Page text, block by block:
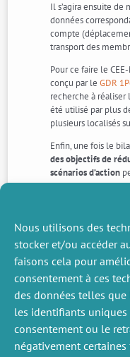
Nous utilisons des
stocker et/ou accéder
faisons cela pour
consentement à ces
des données telles
les identifiants uniques
consentement ou le
négativement
Il s’agira ensuite de
données
compte
transport des
Pour ce faire le
conçu par le GDR
recherche à
été utilisé par plus
plusieurs localisés
Enfin, une fois le
des objectifs de
scénarios d’action
UMR CEE-M)
Simon
">Cédric
ACTUALITÉS
SUIVANTS